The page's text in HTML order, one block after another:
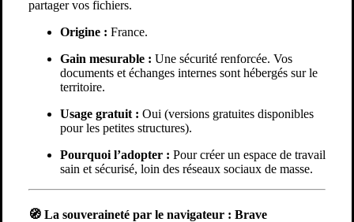
partager vos fichiers.
Origine : France.
Gain mesurable : Une sécurité renforcée. Vos
documents et échanges internes sont hébergés sur le
territoire.
Usage gratuit : Oui (versions gratuites disponibles
pour les petites structures).
Pourquoi l’adopter : Pour créer un espace de travail
sain et sécurisé, loin des réseaux sociaux de masse.
🧭 La souveraineté par le navigateur : Brave